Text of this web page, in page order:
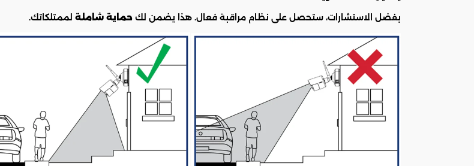
بفضل الاستشارات، ستحصل على نظام مراقبة فعال. هذا يضمن لك حماية شاملة لممتلكاتك.